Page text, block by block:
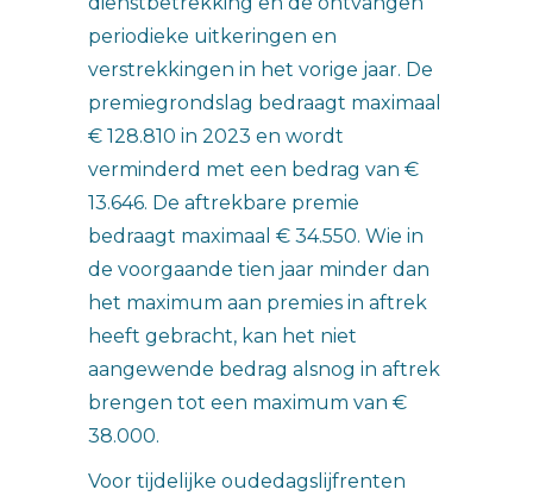
periodieke uitkeringen en
verstrekkingen in het vorige jaar. De
premiegrondslag bedraagt maximaal
€ 128.810 in 2023 en wordt
verminderd met een bedrag van €
13.646. De aftrekbare premie
bedraagt maximaal € 34.550. Wie in
de voorgaande tien jaar minder dan
het maximum aan premies in aftrek
heeft gebracht, kan het niet
aangewende bedrag alsnog in aftrek
brengen tot een maximum van €
38.000.
Voor tijdelijke oudedagslijfrenten